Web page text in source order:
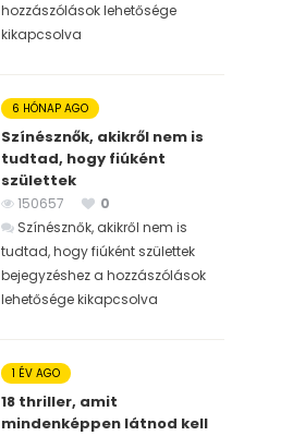
hozzászólások lehetősége
kikapcsolva
6 HÓNAP AGO
Színésznők, akikről nem is
tudtad, hogy fiúként
születtek
150657
0
Színésznők, akikről nem is
tudtad, hogy fiúként születtek
bejegyzéshez a hozzászólások
lehetősége kikapcsolva
1 ÉV AGO
18 thriller, amit
mindenképpen látnod kell